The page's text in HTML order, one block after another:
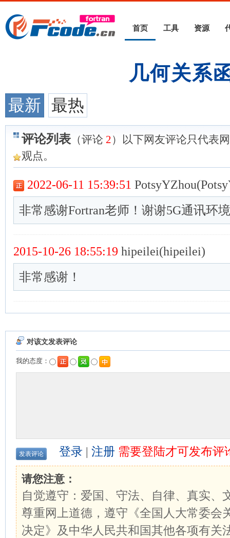
首页 工具 资源
几何关系
最新 最热
评论列表 （评论 2）以下网友评论只代表
观点。
2022-06-11 15:39:51
非常感谢Fortran老师！谢谢5G通讯环
2015-10-26 18:55:19 hipeilei(hipeilei)
非常感谢！
对该文发表评论
我的态度：
登录 | 注册 需要登陆才可发布评
请您注意：
自觉遵守：爱国、守法、自律、真实、
尊重网上道德，遵守《全国人大常委会
决定》及中华人民共和国其他各项有关